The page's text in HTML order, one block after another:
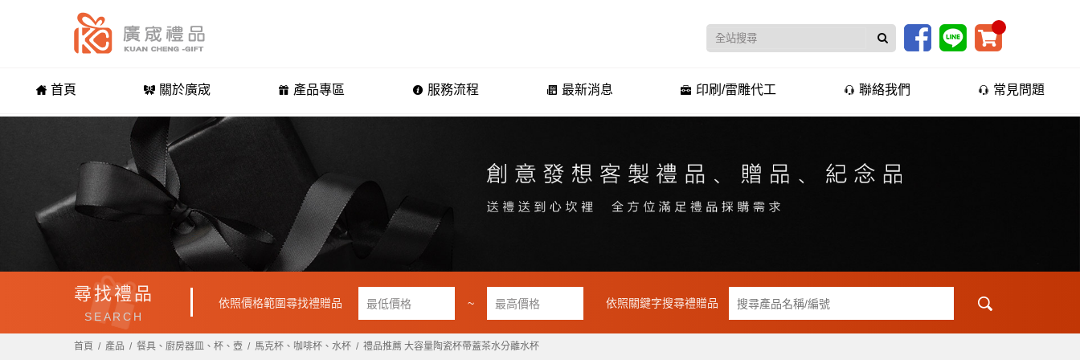
首頁 關於廣宬 產品專區 服務流程 最新消息 印刷/雷雕代工 聯絡我們 常見問題
尋找禮品
SEARCH
依照價格範圍尋找禮贈品 ~ 依照關鍵字搜尋禮贈品
首頁 產品 餐具、廚房器皿、杯、壺 馬克杯、咖啡杯、水杯 禮品推薦 大容量陶瓷杯帶蓋茶水分離水杯